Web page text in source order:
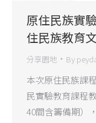
原住民族實
住民族教育
分享園地 By
本次原住民族課
民實驗教育課程
40間含籌備期）